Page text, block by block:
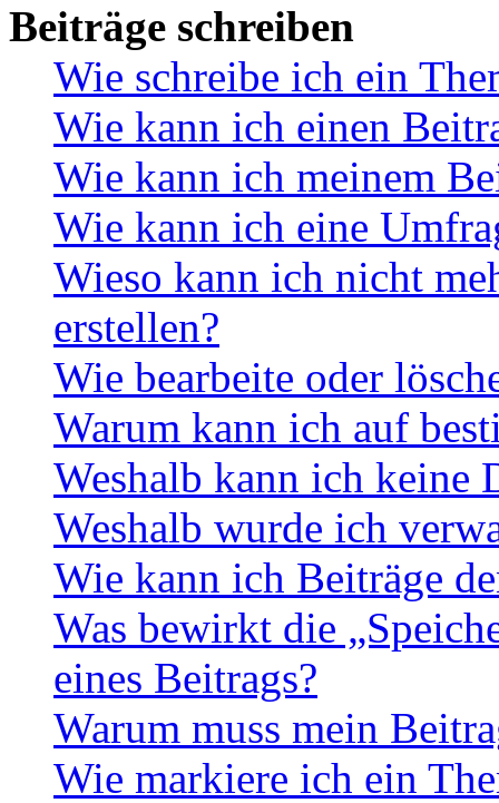
Beiträge schreiben
Wie schreibe ich ein
Wie kann ich einen
Wie kann ich meinem
Wie kann ich eine
Wieso kann ich nicht
erstellen?
Wie bearbeite oder
Warum kann ich auf
Weshalb kann ich keine
Weshalb wurde ich
Wie kann ich Beiträge
Was bewirkt die
eines Beitrags?
Warum muss mein
Wie markiere ich ein